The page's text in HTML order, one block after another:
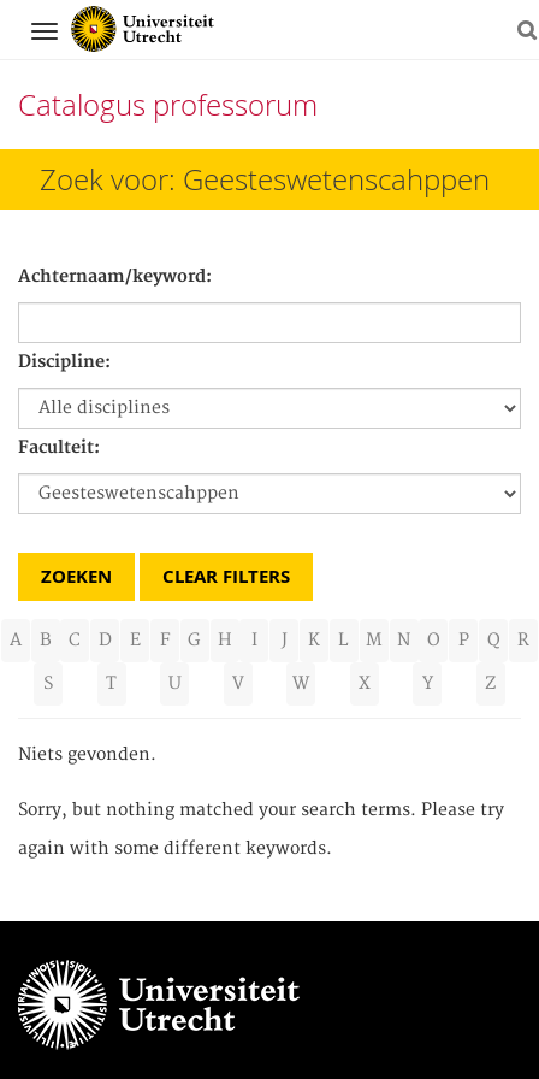
Navigation
Catalogus professorum
Direct
naar
inhoud
Zoek voor: Geesteswetenscahppen
Achternaam/keyword:
Discipline:
Faculteit:
CLEAR FILTERS
A B C D E F G H I J K L M N O P Q
R
S
T U V W X Y Z
Niets gevonden.
Sorry, but nothing matched your search terms. Please try
again with some different keywords.